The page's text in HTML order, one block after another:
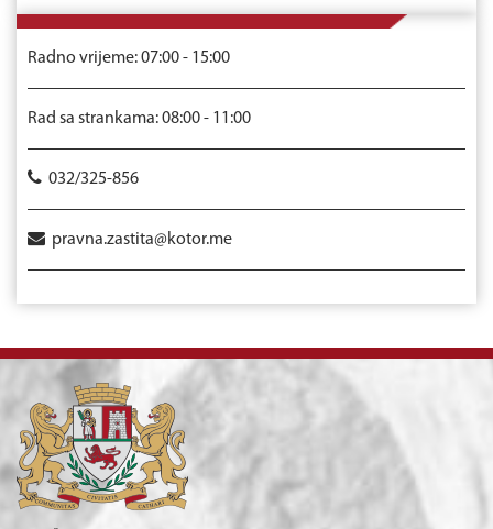
Radno vrijeme: 07:00 - 15:00
Rad sa strankama: 08:00 - 11:00
032/325-856
pravna.zastita@kotor.me